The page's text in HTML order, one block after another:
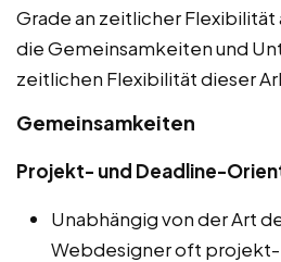
Grade an zeitlicher Flexibilität
die Gemeinsamkeiten und
zeitlichen Flexibilität dieser
Gemeinsamkeiten
Projekt- und Deadline-
Unabhängig von der Art
Webdesigner oft projekt-